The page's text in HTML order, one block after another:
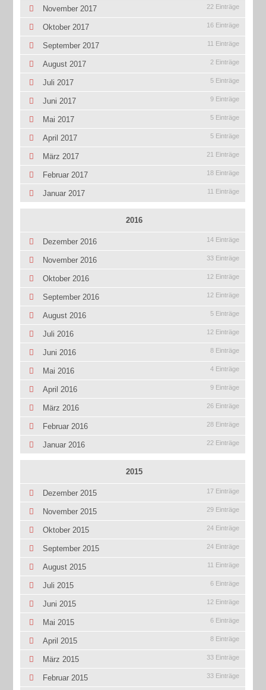
November 2017 22 Einträge
Oktober 2017 16 Einträge
September 2017 11 Einträge
August 2017 2 Einträge
Juli 2017 5 Einträge
Juni 2017 9 Einträge
Mai 2017 5 Einträge
April 2017 5 Einträge
März 2017 21 Einträge
Februar 2017 18 Einträge
Januar 2017 11 Einträge
2016
Dezember 2016 14 Einträge
November 2016 33 Einträge
Oktober 2016 12 Einträge
September 2016 12 Einträge
August 2016 5 Einträge
Juli 2016 12 Einträge
Juni 2016 8 Einträge
Mai 2016 4 Einträge
April 2016 9 Einträge
März 2016 26 Einträge
Februar 2016 28 Einträge
Januar 2016 22 Einträge
2015
Dezember 2015 17 Einträge
November 2015 29 Einträge
Oktober 2015 24 Einträge
September 2015 24 Einträge
August 2015 11 Einträge
Juli 2015 6 Einträge
Juni 2015 12 Einträge
Mai 2015 6 Einträge
April 2015 8 Einträge
März 2015 33 Einträge
Februar 2015 33 Einträge